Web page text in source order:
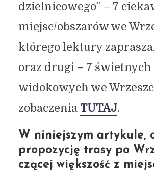
dzielnicowego” – 7
miejsc/obszarów we
którego lektury
oraz drugi – 7
widokowych we
zobaczenia TUTAJ.
W niniejszym artykule,
propozycję trasy po
czącej większość z